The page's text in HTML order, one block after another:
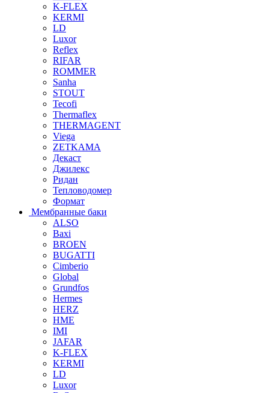
K-FLEX
KERMI
LD
Luxor
Reflex
RIFAR
ROMMER
Sanha
STOUT
Tecofi
Thermaflex
THERMAGENT
Viega
ZETKAMA
Декаст
Джилекс
Ридан
Тепловодомер
Формат
Мембранные баки
ALSO
Baxi
BROEN
BUGATTI
Cimberio
Global
Grundfos
Hermes
HERZ
HME
IMI
JAFAR
K-FLEX
KERMI
LD
Luxor